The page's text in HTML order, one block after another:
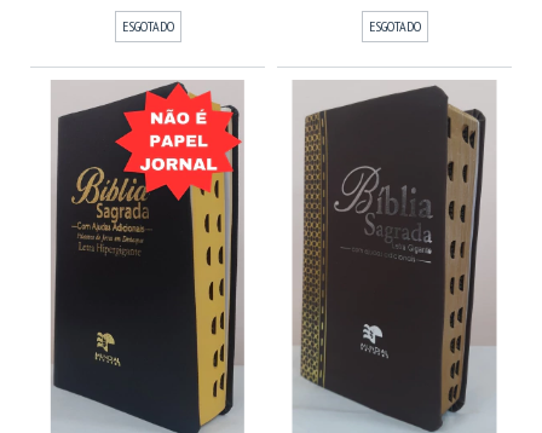
ESGOTADO ESGOTADO